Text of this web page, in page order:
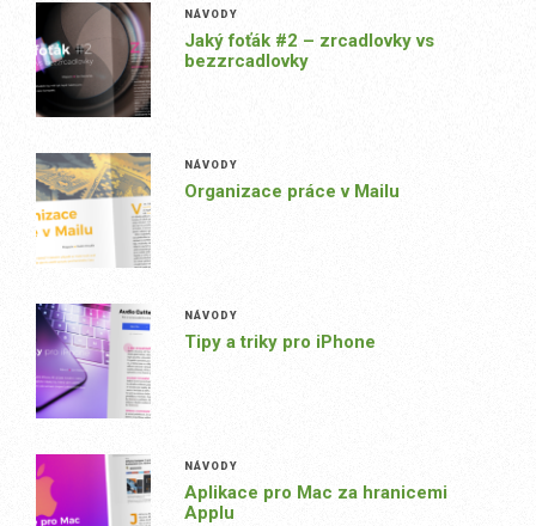
NÁVODY
Jaký foťák #2 – zrcadlovky vs
bezzrcadlovky
NÁVODY
Organizace práce v Mailu
NÁVODY
Tipy a triky pro iPhone
NÁVODY
Aplikace pro Mac za hranicemi
Applu